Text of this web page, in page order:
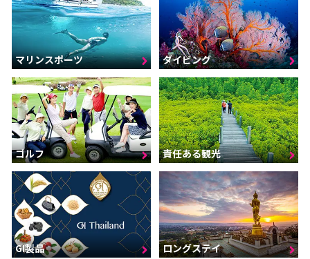
マリンスポーツ ダイビング
ゴルフ 責任ある観光
GI製品 ロングステイ